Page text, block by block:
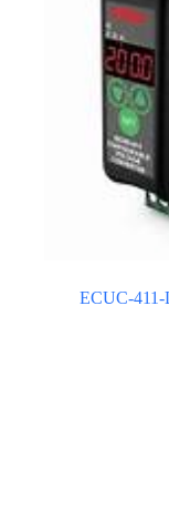
ECUC-411-